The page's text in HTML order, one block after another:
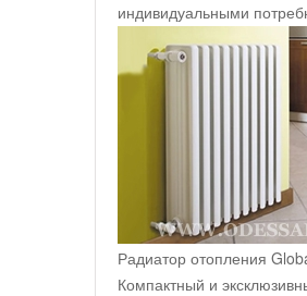
индивидуальными
Радиатор отопления
Компактный и